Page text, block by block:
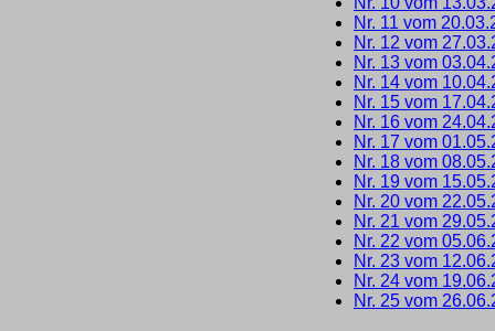
Nr. 11 vom
Nr. 12 vom
Nr. 13 vom
Nr. 14 vom
Nr. 15 vom
Nr. 16 vom
Nr. 17 vom
Nr. 18 vom
Nr. 19 vom
Nr. 20 vom
Nr. 21 vom
Nr. 22 vom
Nr. 23 vom
Nr. 24 vom
Nr. 25 vom